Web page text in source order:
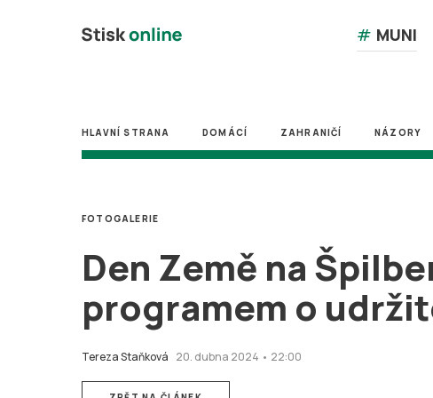
# MUNI
HLAVNÍ STRANA DOMÁCÍ ZAHRANIČÍ NÁZORY
Den Země na
programem o
Tereza Staňková 20. dubna 2024 • 22:00
FOTOGALERIE